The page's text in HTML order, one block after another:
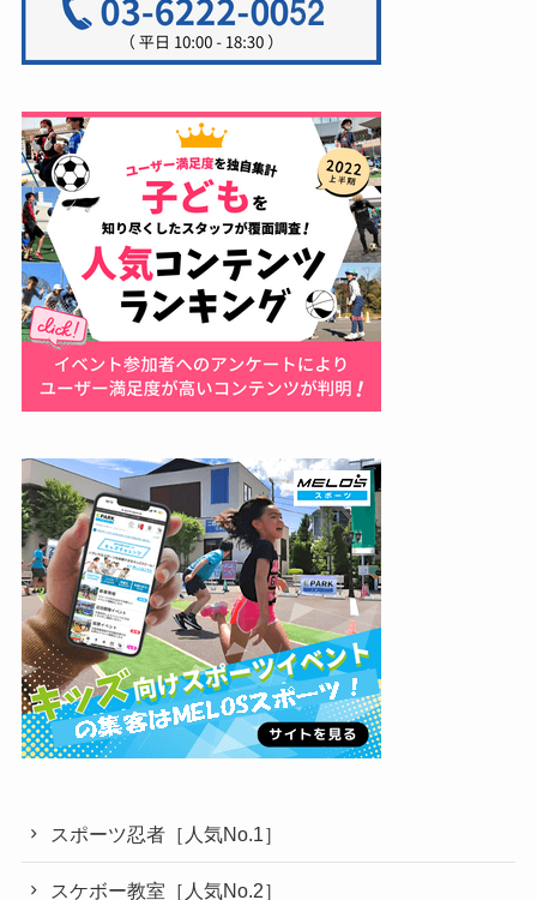
スポーツ忍者［人気No.1］
スケボー教室［人気No.2］